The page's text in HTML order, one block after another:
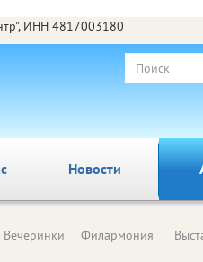
ИНН 4817003180
Новости
Вечеринки Филармония